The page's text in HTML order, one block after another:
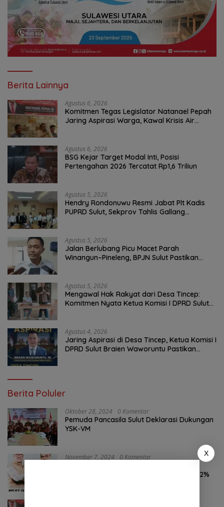
Berita Lainnya
Agustus 6, 2026
Komitmen Tegas Legislator Natanael Pepah
Jaring Aspirasi Warga, Kawal Krisis Air
Agustus 6, 2026
BSG Kejar Target Modal Inti, Posisi
Pertengahan 2026 Tercatat Rp1,6 Triliun
Agustus 5, 2026
Hendry Rondonuwu Resmi Jabat Plt Kadis
PUPRD Sulut, Sekprov Tahlis Gallang
Agustus 5, 2026
Jalan Berlubang Picu Macet Parah
Winangun–Pineleng, BPJN Sulut Pastikan
Agustus 5, 2026
Mengawal Hak Rakyat dari Desa Tincep:
Komitmen Nyata Ketua Komisi I DPRD Sulut
Agustus 4, 2026
Jaring Aspirasi di Desa Tincep, Ketua Komisi I
DPRD Sulut Braien Waworuntu Pastikan
Berita Poluler
Oktober 28, 2024 0 Komentar
Pemuda Pancasila Sulut Deklarasi Dukungan
YSK-VM
November 7, 2024 0 Komentar
46,74% Kalahkan Petahana JG-KWL 27,62%
X